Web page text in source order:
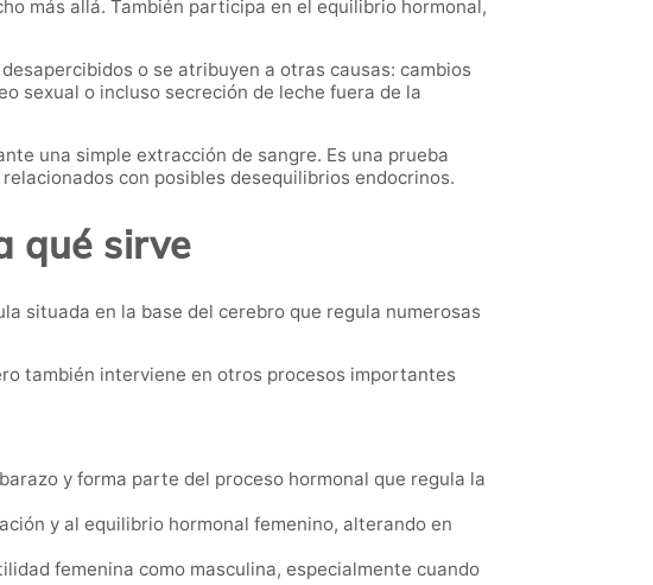
más allá. También participa en el equilibrio hormonal,
o se atribuyen a otras causas: cambios
sexual o incluso secreción de leche fuera de la
una simple extracción de sangre. Es una prueba
con posibles desequilibrios endocrinos.
qué sirve
situada en la base del cerebro que regula numerosas
también interviene en otros procesos importantes
y forma parte del proceso hormonal que regula la
y al equilibrio hormonal femenino, alterando en
femenina como masculina, especialmente cuando